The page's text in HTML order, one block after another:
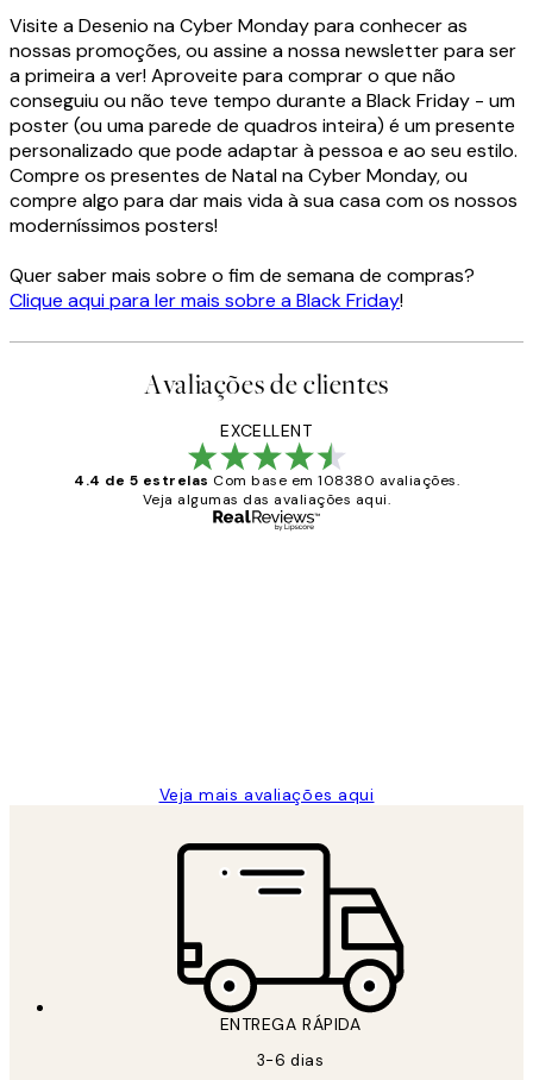
Visite a Desenio na Cyber Monday para conhecer as
nossas promoções, ou assine a nossa newsletter para ser
a primeira a ver! Aproveite para comprar o que não
conseguiu ou não teve tempo durante a Black Friday - um
poster (ou uma parede de quadros inteira) é um presente
personalizado que pode adaptar à pessoa e ao seu estilo.
Compre os presentes de Natal na Cyber Monday, ou
compre algo para dar mais vida à sua casa com os nossos
moderníssimos posters!
Quer saber mais sobre o fim de semana de compras?
Clique aqui para ler mais sobre a Black Friday!
Avaliações de clientes
EXCELLENT
4.4 de 5 estrelas Com base em 108380 avaliações.
Veja algumas das avaliações aqui.
Veja mais avaliações aqui
ENTREGA RÁPIDA
3-6 dias